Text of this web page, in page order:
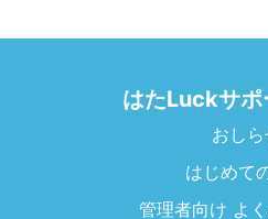
はたLuckサポ
おし
はじめて
管理者向け よ